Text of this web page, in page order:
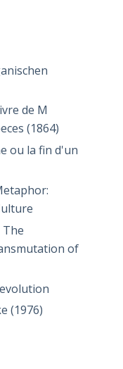
de M
(1864)
ou la fin d'un
The
of
(1976)